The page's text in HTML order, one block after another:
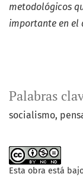
Palabras
socialismo
metodológicos
importante en el
Esta obra está